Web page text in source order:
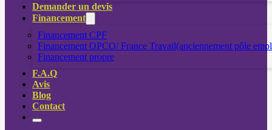
Demander un devis
Financement
Financement CPF
Financement OPCO/ France Travail(anciennement pôle
Financement propre
F.A.Q
Avis
Blog
Contact